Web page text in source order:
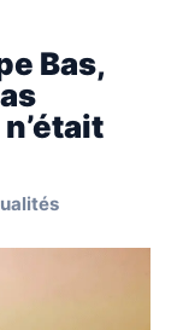
Bas,